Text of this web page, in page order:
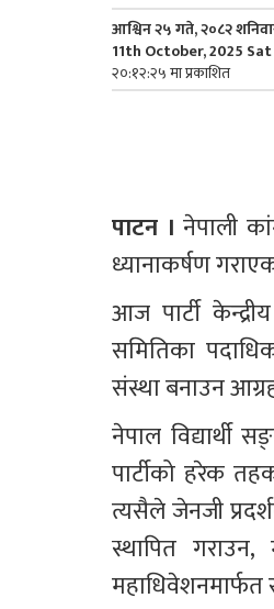
आश्विन २५ गते, २०८२
11th October, 2025 Sat
२०:१२:२५ मा प्रकाशित
पाटन । नेपाली
ध्यानाकर्षण
आज पार्टी
समितिका
संस्था बनाउन
नेपाल विद्यार्थी
पार्टीको हरेक
त्यसैले जेनजी
स्थापित
महाधिवेशनमार्फत